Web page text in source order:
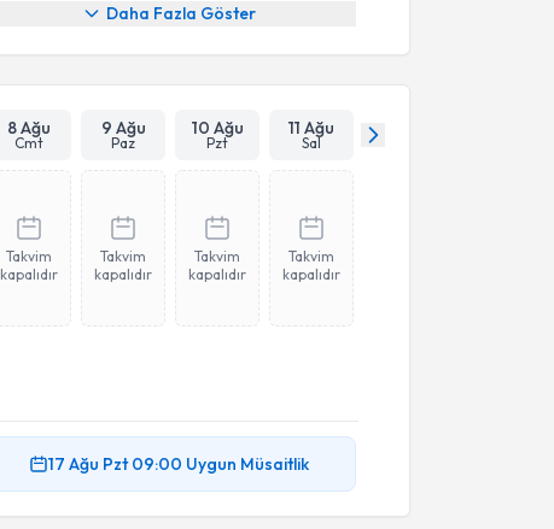
Daha Fazla Göster
8 Ağu
Cmt
9 Ağu
Paz
10 Ağu
Pzt
11 Ağu
Sal
Takvim
kapalıdır
Takvim
kapalıdır
Takvim
kapalıdır
Takvim
kapalıdır
17 Ağu Pzt 09:00 Uygun Müsaitlik